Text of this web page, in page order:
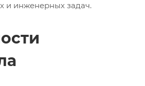
и инженерных задач.